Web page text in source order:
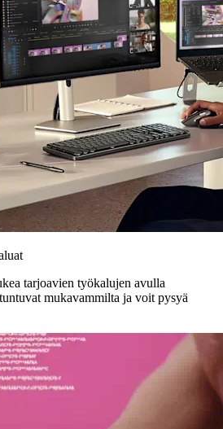
tarjoavien työkalujen avulla
mukavammilta ja voit pysyä